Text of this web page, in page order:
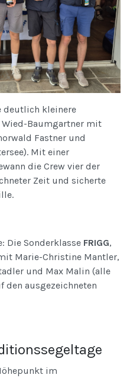
deutlich kleinere
Wied-Baumgartner mit
Fastner und
Mit einer
die Crew vier der
Zeit und sicherte
Die Sonderklasse FRIGG,
Marie-Christine Mantler,
und Max Malin (alle
den ausgezeichneten
im